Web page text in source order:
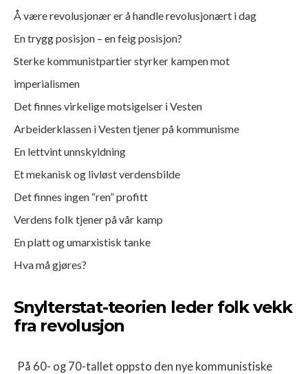
Å være revolusjonær er å handle revolusjonært i dag
En trygg posisjon – en feig posisjon?
Sterke kommunistpartier styrker kampen mot
imperialismen
Det finnes virkelige motsigelser i Vesten
Arbeiderklassen i Vesten tjener på kommunisme
En lettvint unnskyldning
Et mekanisk og livløst verdensbilde
Det finnes ingen “ren” profitt
Verdens folk tjener på vår kamp
En platt og umarxistisk tanke
Hva må gjøres?
Snylterstat-teorien leder folk vekk
fra revolusjon
På 60- og 70-tallet oppsto den nye kommunistiske